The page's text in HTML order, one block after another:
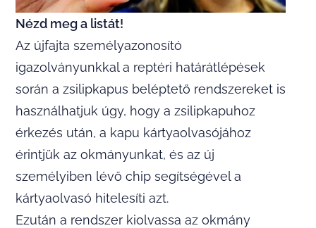
Nézd meg a listát!
Az újfajta személyazonosító
igazolványunkkal a reptéri határátlépések
során a zsilipkapus beléptető rendszereket is
használhatjuk úgy, hogy a zsilipkapuhoz
érkezés után, a kapu kártyaolvasójához
érintjük az okmányunkat, és az új
személyiben lévő chip segítségével a
kártyaolvasó hitelesíti azt.
Ezután a rendszer kiolvassa az okmány